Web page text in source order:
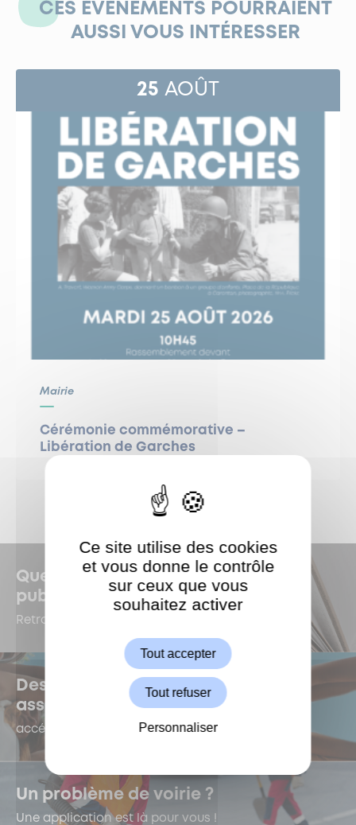
CES ÉVÉNEMENTS POURRAIENT
AUSSI VOUS INTÉRESSER
25 AOÛT
Mairie
Cérémonie commémorative –
Libération de Garches
Quelles sont les dernières
publications à Garches ?
Retrouvez-les dans le Kiosque !
Des questions sur la vie
associative ?
accédez au e-forum dédié !
Un problème de voirie ?
Une application est là pour vous !
ShareThis est désactivé.
Ce site utilise des cookies
et vous donne le contrôle
sur ceux que vous
souhaitez activer
Tout accepter
Tout refuser
Personnaliser